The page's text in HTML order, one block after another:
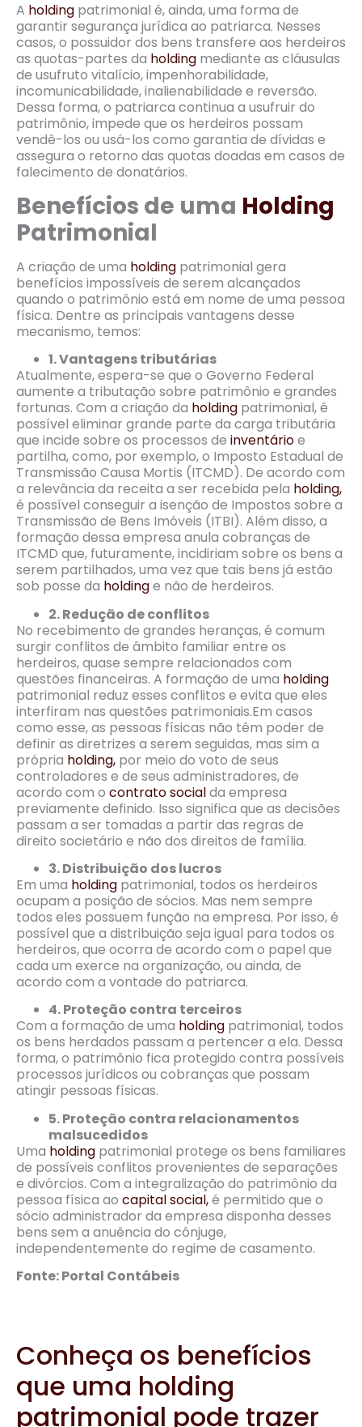
A holding patrimonial é, ainda, uma forma de
garantir segurança jurídica ao patriarca. Nesses
casos, o possuidor dos bens transfere aos herdeiros
as quotas-partes da holding mediante as cláusulas
de usufruto vitalício, impenhorabilidade,
incomunicabilidade, inalienabilidade e reversão.
Dessa forma, o patriarca continua a usufruir do
patrimônio, impede que os herdeiros possam
vendê-los ou usá-los como garantia de dívidas e
assegura o retorno das quotas doadas em casos de
falecimento de donatários.
Benefícios de uma Holding
Patrimonial
A criação de uma holding patrimonial gera
benefícios impossíveis de serem alcançados
quando o patrimônio está em nome de uma pessoa
física. Dentre as principais vantagens desse
mecanismo, temos:
1. Vantagens tributárias
Atualmente, espera-se que o Governo Federal
aumente a tributação sobre patrimônio e grandes
fortunas. Com a criação da holding patrimonial, é
possível eliminar grande parte da carga tributária
que incide sobre os processos de inventárioe
partilha, como, por exemplo, o Imposto Estadual de
Transmissão Causa Mortis (ITCMD). De acordo com
a relevância da receita a ser recebida pela holding,
é possível conseguir a isenção de Impostos sobre a
Transmissão de Bens Imóveis (ITBI). Além disso, a
formação dessa empresa anula cobranças de
ITCMD que, futuramente, incidiriam sobre os bens a
serem partilhados, uma vez que tais bens já estão
sob posse da holdinge não de herdeiros.
2. Redução de conflitos
No recebimento de grandes heranças, é comum
surgir conflitos de âmbito familiar entre os
herdeiros, quase sempre relacionados com
questões financeiras. A formação de uma holding
patrimonial reduz esses conflitos e evita que eles
interfiram nas questões patrimoniais.Em casos
como esse, as pessoas físicas não têm poder de
definir as diretrizes a serem seguidas, mas sim a
própria holding, por meio do voto de seus
controladores e de seus administradores, de
acordo com o contrato socialda empresa
previamente definido. Isso significa que as decisões
passam a ser tomadas a partir das regras de
direito societário e não dos direitos de família.
3. Distribuição dos lucros
Em uma holding patrimonial, todos os herdeiros
ocupam a posição de sócios. Mas nem sempre
todos eles possuem função na empresa. Por isso, é
possível que a distribuição seja igual para todos os
herdeiros, que ocorra de acordo com o papel que
cada um exerce na organização, ou ainda, de
acordo com a vontade do patriarca.
4. Proteção contra terceiros
Com a formação de uma holding patrimonial, todos
os bens herdados passam a pertencer a ela. Dessa
forma, o patrimônio fica protegido contra possíveis
processos jurídicos ou cobranças que possam
atingir pessoas físicas.
5. Proteção contra relacionamentos
malsucedidos
Uma holding patrimonial protege os bens familiares
de possíveis conflitos provenientes de separações
e divórcios. Com a integralização do patrimônio da
pessoa física ao capital social,é permitido que o
sócio administrador da empresa disponha desses
bens sem a anuência do cônjuge,
independentemente do regime de casamento.
Fonte: Portal Contábeis
Conheça os benefícios
que uma holding
patrimonial pode trazer